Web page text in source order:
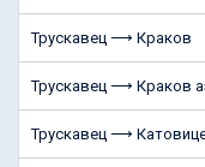
Трускавец ⟶ Краков
Трускавец ⟶ Краков
Трускавец ⟶